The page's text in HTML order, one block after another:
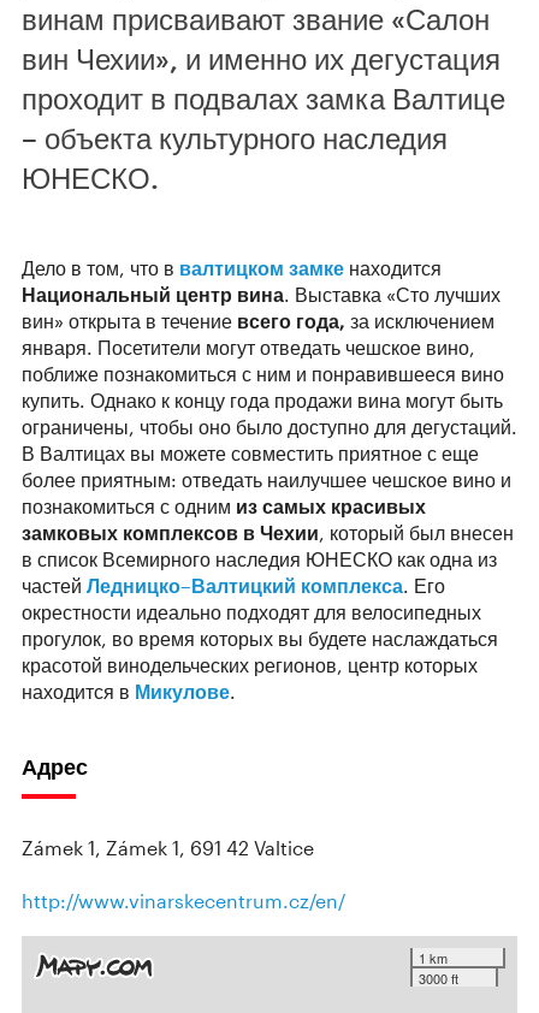
винам присваивают звание «Салон
вин Чехии», и именно их дегустация
проходит в подвалах замка Валтице
– объекта культурного наследия
ЮНЕСКО.
Дело в том, что в валтицком замке находится
Национальный центр вина. Выставка «Сто лучших
вин» открыта в течение всего года, за исключением
января. Посетители могут отведать чешское вино,
поближе познакомиться с ним и понравившееся вино
купить. Однако к концу года продажи вина могут быть
ограничены, чтобы оно было доступно для дегустаций.
В Валтицах вы можете совместить приятное с еще
более приятным: отведать наилучшее чешское вино и
познакомиться с одним из самых красивых
замковых комплексов в Чехии, который был внесен
в список Всемирного наследия ЮНЕСКО как одна из
частей Ледницко–Валтицкий комплекса. Его
окрестности идеально подходят для велосипедных
прогулок, во время которых вы будете наслаждаться
красотой винодельческих регионов, центр которых
находится в Микулове.
Адрес
Zámek 1, Zámek 1, 691 42 Valtice
http://www.vinarskecentrum.cz/en/
1 km
3000 ft